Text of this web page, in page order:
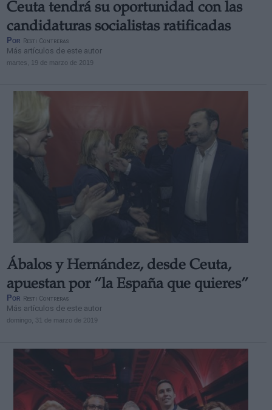
Ceuta tendrá su oportunidad con las
candidaturas socialistas ratificadas
Por Resti Contreras
Más artículos de este autor
martes, 19 de marzo de 2019
Ábalos y Hernández, desde Ceuta,
apuestan por “la España que quieres”
Por Resti Contreras
Más artículos de este autor
domingo, 31 de marzo de 2019